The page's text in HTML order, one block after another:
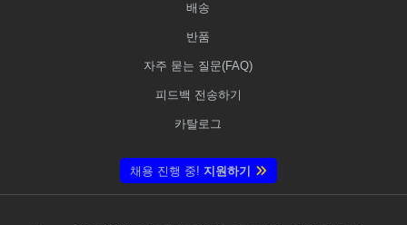
배송
반품
자주 묻는 질문(FAQ)
피드백 전송하기
카탈로그
채용 진행 중! 지원하기